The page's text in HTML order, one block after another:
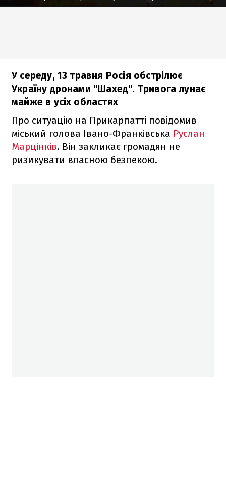
У середу, 13 травня Росія обстрілює
Україну дронами "Шахед". Тривога лунає
майже в усіх областях
Про ситуацію на Прикарпатті повідомив
міський голова Івано-Франківська Руслан
Марцінків. Він закликає громадян не
ризикувати власною безпекою.